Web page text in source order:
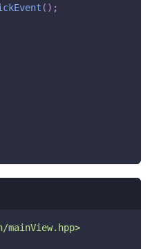
( ) ;
mainView.hpp>